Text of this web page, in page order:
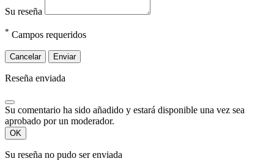
Su reseña
* Campos requeridos
Cancelar Enviar
Reseña enviada
Su comentario ha sido añadido y estará disponible una vez sea
aprobado por un moderador.
OK
Su reseña no pudo ser enviada